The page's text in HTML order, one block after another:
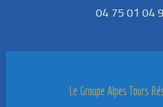
04 75 01 04
Le Groupe Alpes Tours